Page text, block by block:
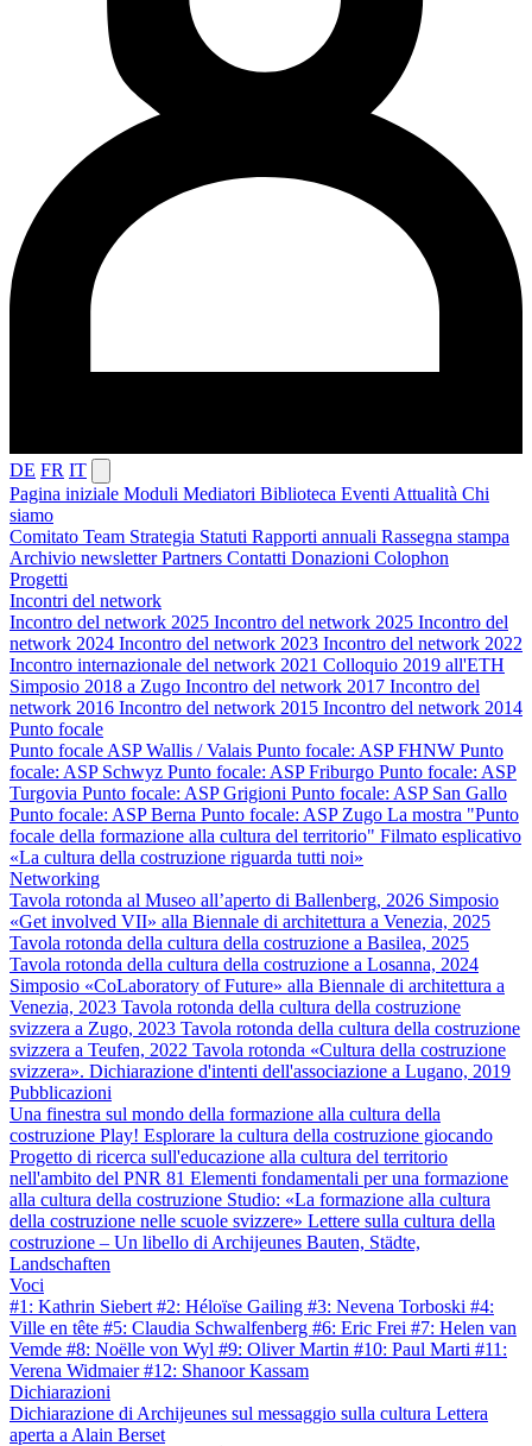
DE FR IT
Pagina iniziale Moduli Mediatori Biblioteca Eventi Attualità Chi
siamo
Comitato Team Strategia Statuti Rapporti annuali Rassegna stampa
Archivio newsletterPartners Contatti Donazioni Colophon
Progetti
Incontri del network
Incontro del network 2025 Incontro del network 2025 Incontro del
network 2024 Incontro del network 2023 Incontro del network 2022
Incontro internazionale del network 2021 Colloquio 2019 all'ETH
Simposio 2018 a Zugo Incontro del network 2017 Incontro del
network 2016 Incontro del network 2015 Incontro del network 2014
Punto focale
Punto focale ASP Wallis / Valais Punto focale: ASP FHNW Punto
focale: ASP Schwyz Punto focale: ASP Friburgo Punto focale: ASP
Turgovia Punto focale: ASP Grigioni Punto focale: ASP San Gallo
Punto focale: ASP Berna Punto focale: ASP Zugo La mostra "Punto
focale della formazione alla cultura del territorio" Filmato esplicativo
«La cultura della costruzione riguarda tutti noi»
Networking
Tavola rotonda al Museo all’aperto di Ballenberg, 2026 Simposio
«Get involved VII» alla Biennale di architettura a Venezia, 2025
Tavola rotonda della cultura della costruzione a Basilea, 2025
Tavola rotonda della cultura della costruzione a Losanna, 2024
Simposio «CoLaboratory of Future» alla Biennale di architettura a
Venezia, 2023 Tavola rotonda della cultura della costruzione
svizzera a Zugo, 2023 Tavola rotonda della cultura della costruzione
svizzera a Teufen, 2022 Tavola rotonda «Cultura della costruzione
svizzera». Dichiarazione d'intenti dell'associazione a Lugano, 2019
Pubblicazioni
Una finestra sul mondo della formazione alla cultura della
costruzione Play! Esplorare la cultura della costruzione giocando
Progetto di ricerca sull'educazione alla cultura del territorio
nell'ambito del PNR 81 Elementi fondamentali per una formazione
alla cultura della costruzione Studio: «La formazione alla cultura
della costruzione nelle scuole svizzere» Lettere sulla cultura della
costruzione – Un libello di Archijeunes Bauten, Städte,
Landschaften
Voci
#1: Kathrin Siebert #2: Héloïse Gailing #3: Nevena Torboski #4:
Ville en tête #5: Claudia Schwalfenberg #6: Eric Frei #7: Helen van
Vemde #8: Noëlle von Wyl #9: Oliver Martin #10: Paul Marti #11:
Verena Widmaier#12: Shanoor Kassam
Dichiarazioni
Dichiarazione di Archijeunes sul messaggio sulla cultura Lettera
aperta a Alain Berset